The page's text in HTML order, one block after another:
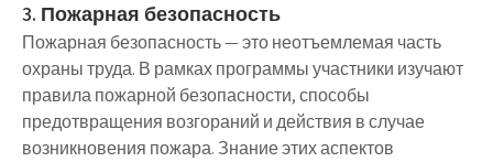
3. Пожарная безопасность
Пожарная безопасность — это неотъемлемая часть
охраны труда. В рамках программы участники изучают
правила пожарной безопасности, способы
предотвращения возгораний и действия в случае
возникновения пожара. Знание этих аспектов